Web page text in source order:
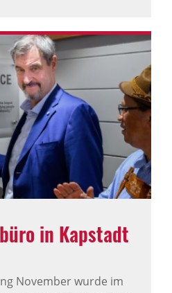
in Kapstadt
November wurde im